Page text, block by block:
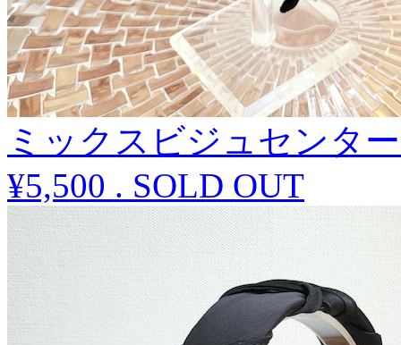
ミックスビジュセンタ
¥5,500 . SOLD OUT